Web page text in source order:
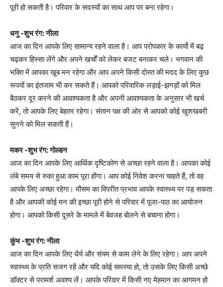
पूरी हो सकती है। परिवार के सदस्यों का साथ आप पर बना रहेगा।
धनु -शुभ रंग: नीला
आज का दिन आपके लिए सामान्य रहने वाला है। आप परोपकार के कार्यो में बढ़
चढ़कर हिस्सा लेंगे और अपने खर्चों को लेकर बजट बनाकर चले। भगवान की
भक्ति में आपका खूब मन रहेगा और आप अपने किसी दोस्त की मदद के लिए कुछ
रूपयों का इंतजाम भी कर सकते हैं। आपको परिवारिक लड़ाई-झगड़ों को मिल
बैठकर दूर करने की आवश्यकता है और अपनी आवश्यकता के अनुसार भी खर्च
करें, तो आपके लिए बेहतर रहेगा। संतान पक्ष की ओर से आपको कोई खुशखबरी
सुनने को मिल सकती हैं।
मकर -शुभ रंग: गोल्डन
आज का दिन आपके लिए आर्थिक दृष्टिकोण से अच्छा रहने वाला है। आपका कोई
लंबे समय से रुका हुआ काम पूरा होंगा। आप कोई निवेश करना चाहते हैं, तो वह
आपके लिए अच्छा रहेगा। मौसम का विपरीत प्रभाव आपके स्वास्थ्य पर पड़ सकता
है और आपकी कोई मन की इच्छा पूरी होने से परिवार में पूजा-पाठ का आयोजन
होगा। आपको किसी दूसरे के मामले में बेवजह बोलने से बचाना होगा।
कुंभ -शुभ रंग: नीला
आज का दिन आपके लिए धैर्य और संयम से काम लेने के लिए रहेगा। आप अपने
स्वास्थ्य के प्रति सजग रहें और यदि कोई समस्या हो, तो उसके लिए किसी अच्छे
डॉक्टर से परामर्श अवश्य लें। आपके परिवार में किसी नए मेहमान का आगमन हो